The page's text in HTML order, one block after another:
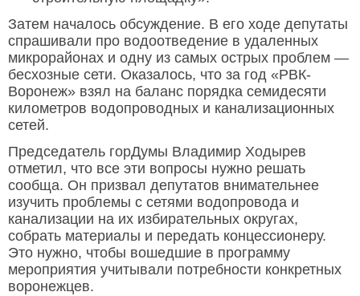
Затем началось обсуждение. В его ходе депутаты
спрашивали про водоотведение в удаленных
микрорайонах и одну из самых острых проблем —
бесхозные сети. Оказалось, что за год «РВК-
Воронеж» взял на баланс порядка семидесяти
километров водопроводных и канализационных
сетей.
Председатель горДумы Владимир Ходырев
отметил, что все эти вопросы нужно решать
сообща. Он призвал депутатов внимательнее
изучить проблемы с сетями водопровода и
канализации на их избирательных округах,
собрать материалы и передать концессионеру.
Это нужно, чтобы вошедшие в программу
мероприятия учитывали потребности конкретных
воронежцев.